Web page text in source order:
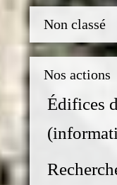
Non classé
Nos actions
Édifices